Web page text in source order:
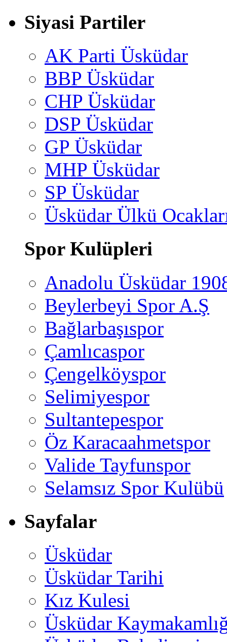
Siyasi Partiler
AK Parti Üsküdar
BBP Üsküdar
CHP Üsküdar
DSP Üsküdar
GP Üsküdar
MHP Üsküdar
SP Üsküdar
Üsküdar Ülkü
Spor Kulüpleri
Anadolu Üsküdar
Beylerbeyi Spor A.Ş
Bağlarbaşıspor
Çamlıcaspor
Çengelköyspor
Selimiyespor
Sultantepespor
Öz Karacaahmetspor
Valide Tayfunspor
Selamsız Spor Kulübü
Sayfalar
Üsküdar
Üsküdar Tarihi
Kız Kulesi
Üsküdar